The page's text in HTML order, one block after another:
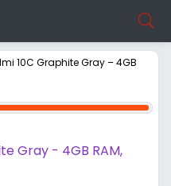
10C Graphite Gray – 4GB